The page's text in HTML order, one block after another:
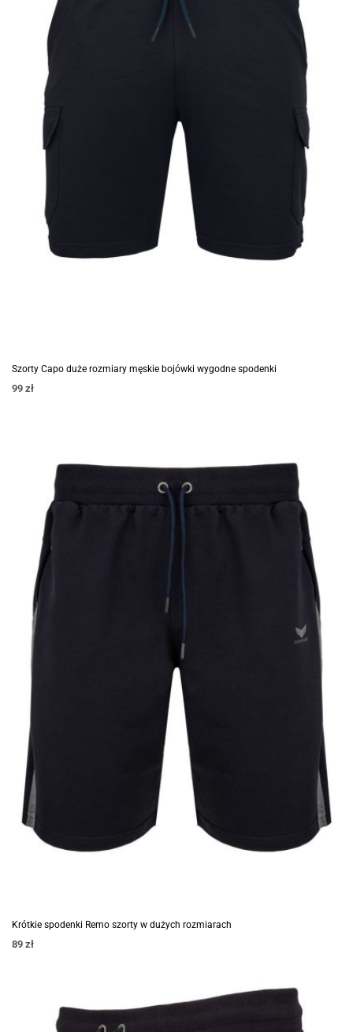
Szorty Capo duże rozmiary męskie bojówki wygodne spodenki
99 zł
Krótkie spodenki Remo szorty w dużych rozmiarach
89 zł